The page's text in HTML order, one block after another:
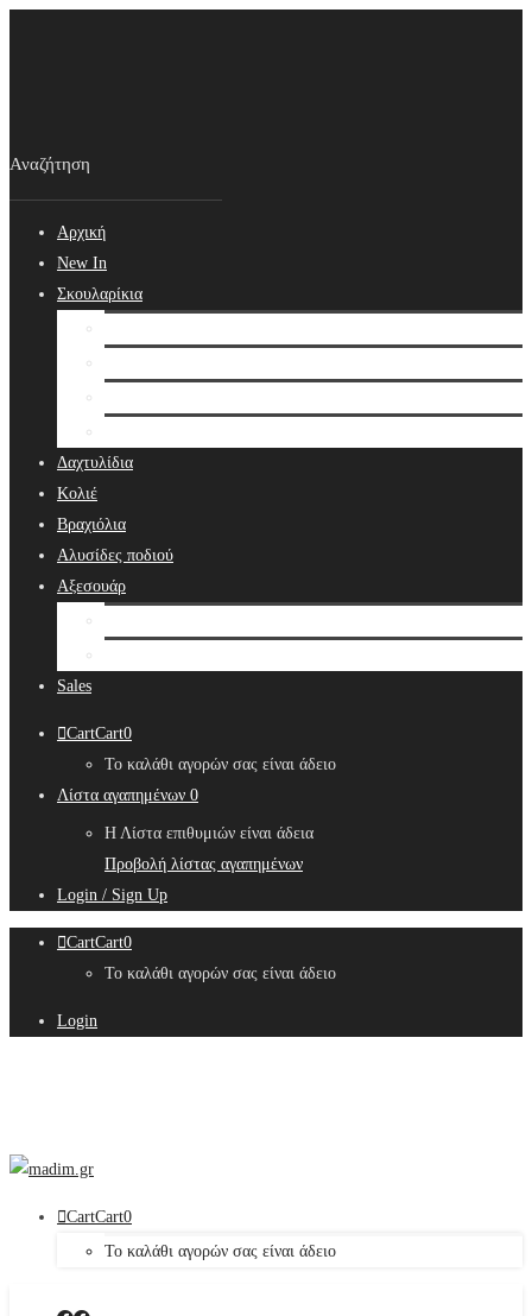
Αρχική
New In
Σκουλαρίκια
Δαχτυλίδια
Κολιέ
Βραχιόλια
Αλυσίδες ποδιού
Αξεσουάρ
Sales
CartCart0
Το καλάθι αγορών σας είναι άδειο
Λίστα αγαπημένων 0
Η Λίστα επιθυμιών είναι άδεια
Προβολή λίστας αγαπημένων
Login / Sign Up
CartCart0
Το καλάθι αγορών σας είναι άδειο
Login
CartCart0
Το καλάθι αγορών σας είναι άδειο